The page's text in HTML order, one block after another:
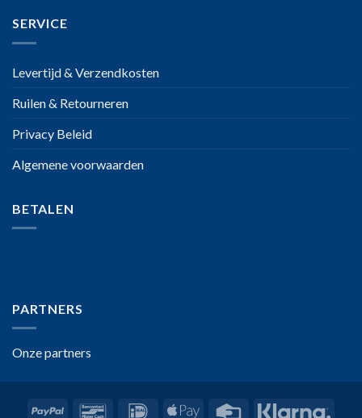
SERVICE
Levertijd & Verzendkosten
Ruilen & Retourneren
Privacy Beleid
Algemene voorwaarden
BETALEN
PARTNERS
Onze partners